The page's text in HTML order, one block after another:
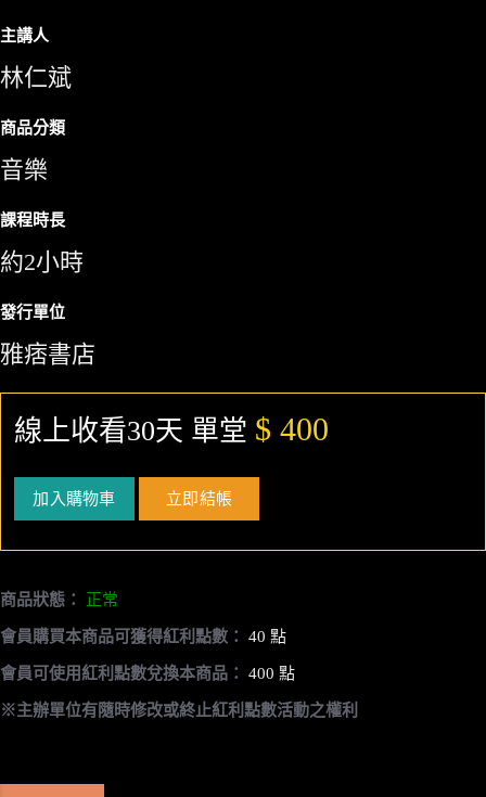
主講人
林仁斌
商品分類
音樂
課程時長
約2小時
發行單位
雅痞書店
線上收看30天 單堂 $ 400
加入購物車 立即結帳
商品狀態： 正常
會員購買本商品可獲得紅利點數： 40 點
會員可使用紅利點數兌換本商品： 400 點
※主辦單位有隨時修改或終止紅利點數活動之權利